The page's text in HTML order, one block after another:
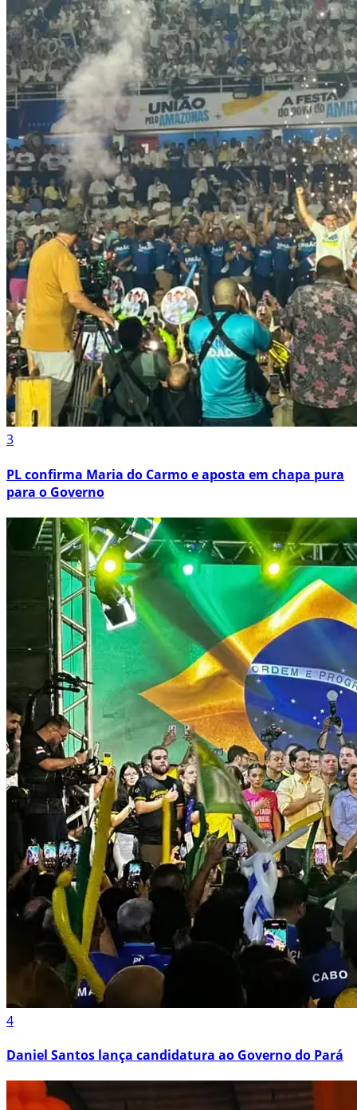
3
PL confirma Maria do Carmo e aposta em chapa pura
para o Governo
4
Daniel Santos lança candidatura ao Governo do Pará